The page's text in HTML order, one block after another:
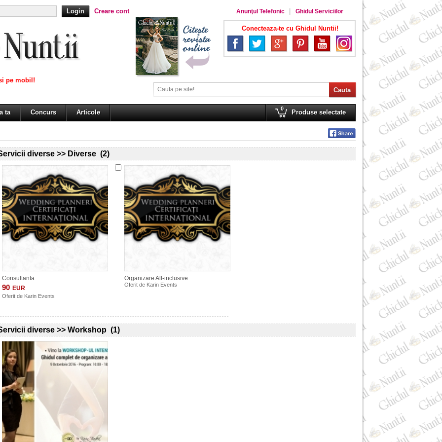
Creare cont Anunţul Telefonic Ghidul Serviciilor
Conecteaza-te cu Ghidul Nuntii!
pe mobil!
0 Produse selectate
ta Concurs Articole
diverse >> Diverse (2)
Consultanta
90 EUR
Oferit de Karin Events
Organizare All-inclusive
Oferit de Karin Events
diverse >> Workshop (1)